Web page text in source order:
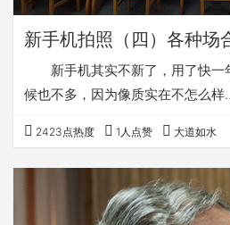
新手机拍照（四）各种场
新手机其实不新了，用了快一
候也不多，因为像质
2423点热度 1人点赞 大道如水